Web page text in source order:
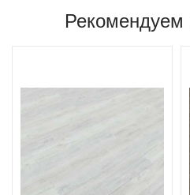
Рекомендуем